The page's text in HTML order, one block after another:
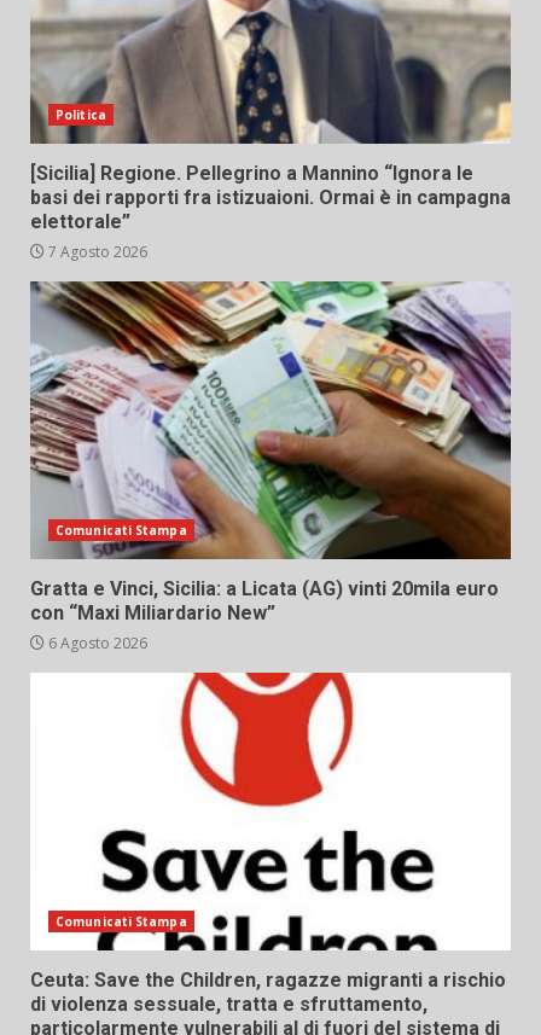
Politica
[Sicilia] Regione. Pellegrino a Mannino “Ignora le
basi dei rapporti fra istizuaioni. Ormai è in campagna
elettorale”
7 Agosto 2026
Comunicati Stampa
Gratta e Vinci, Sicilia: a Licata (AG) vinti 20mila euro
con “Maxi Miliardario New”
6 Agosto 2026
Comunicati Stampa
Ceuta: Save the Children, ragazze migranti a rischio
di violenza sessuale, tratta e sfruttamento,
particolarmente vulnerabili al di fuori del sistema di